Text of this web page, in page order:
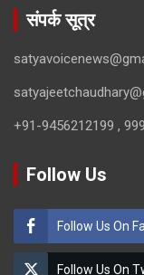
संपर्क सूत्र
+91-9456212199 ,
Follow Us
Follow Us On
Follow Us On